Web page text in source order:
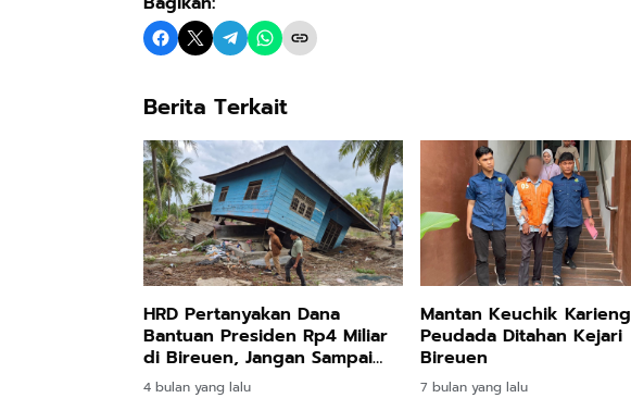
Berita Terkait
HRD Pertanyakan Dana
Bantuan Presiden Rp4 Miliar
di Bireuen, Jangan Sampai
Disalahgunakan
4 bulan yang lalu
Mantan Keuchik Karieng
Peudada Ditahan Kejari
Bireuen
7 bulan yang lalu